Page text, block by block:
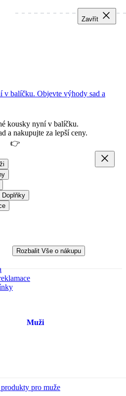
v balíčku. Objevte výhody sad a
kousky nyní v balíčku.
a nakupujte za lepší ceny.
👉
Doplňky
Rozbalit Vše o nákupu
Muži
pro muže
Zavřít
Zavřít
Zavřít